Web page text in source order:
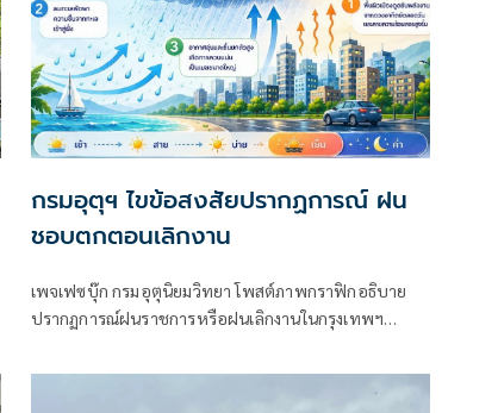
กรมอุตุฯ ไขข้อสงสัยปรากฏการณ์ ฝน
ชอบตกตอนเลิกงาน
เพจเฟซบุ๊ก กรมอุตุนิยมวิทยา โพสต์ภาพกราฟิกอธิบาย
ปรากฏการณ์ฝนราชการหรือฝนเลิกงานในกรุงเทพฯ
ชอบตกตอนเลิกงาน?